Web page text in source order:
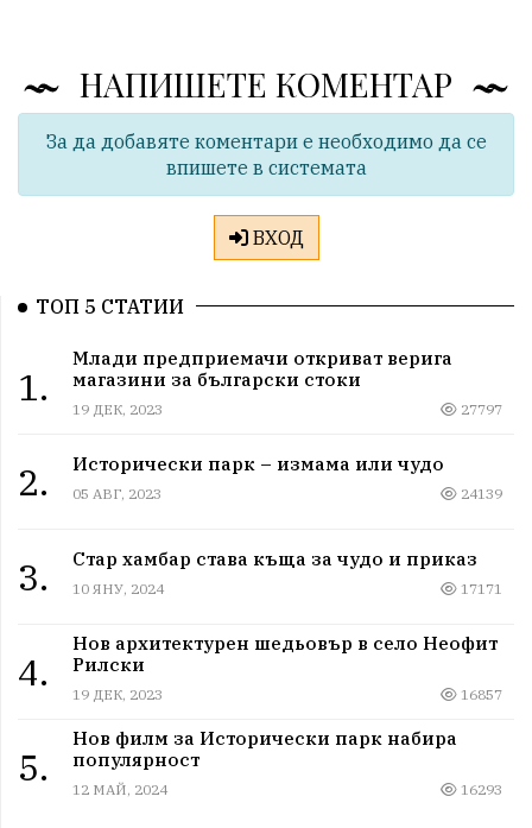
НАПИШЕТЕ КОМЕНТАР
За да добавяте коментари е необходимо да се
впишете в системата
ВХОД
ТОП 5 СТАТИИ
1.
Млади предприемачи откриват верига
магазини за български стоки
19 ДЕК, 2023 27797
2. Исторически парк – измама или чудо
05 АВГ, 2023 24139
3. Стар хамбар става къща за чудо и приказ
10 ЯНУ, 2024 17171
4.
Нов архитектурен шедьовър в село Неофит
Рилски
19 ДЕК, 2023 16857
5.
Нов филм за Исторически парк набира
популярност
12 МАЙ, 2024 16293